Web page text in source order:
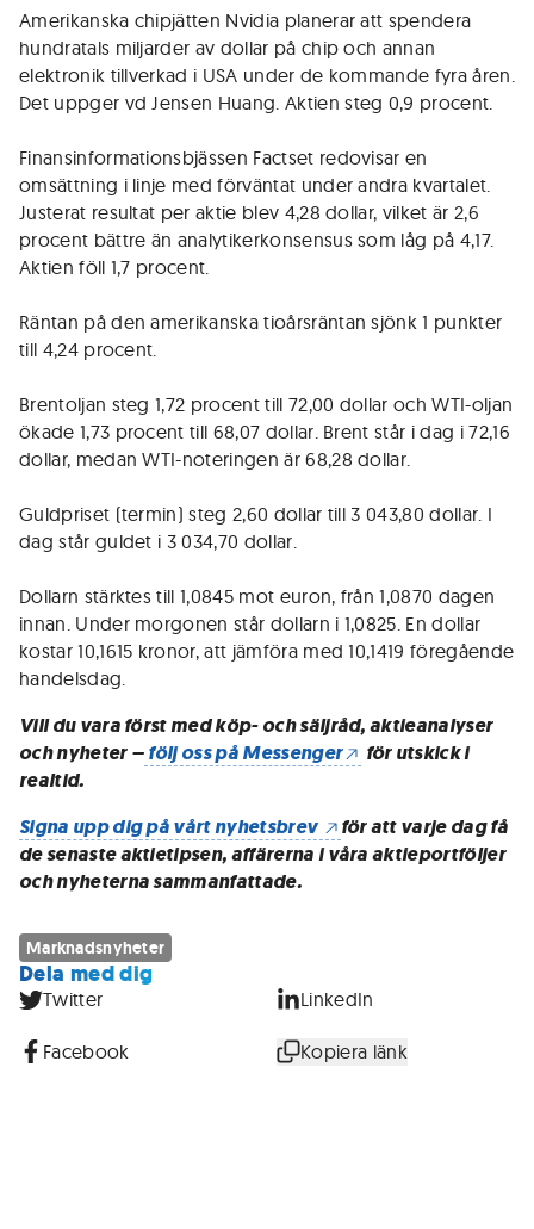
Amerikanska chipjätten Nvidia planerar att spendera
hundratals miljarder av dollar på chip och annan
elektronik tillverkad i USA under de kommande fyra åren.
Det uppger vd Jensen Huang. Aktien steg 0,9 procent.
Finansinformationsbjässen Factset redovisar en
omsättning i linje med förväntat under andra kvartalet.
Justerat resultat per aktie blev 4,28 dollar, vilket är 2,6
procent bättre än analytikerkonsensus som låg på 4,17.
Aktien föll 1,7 procent.
Räntan på den amerikanska tioårsräntan sjönk 1 punkter
till 4,24 procent.
Brentoljan steg 1,72 procent till 72,00 dollar och WTI-oljan
ökade 1,73 procent till 68,07 dollar. Brent står i dag i 72,16
dollar, medan WTI-noteringen är 68,28 dollar.
Guldpriset (termin) steg 2,60 dollar till 3 043,80 dollar. I
dag står guldet i 3 034,70 dollar.
Dollarn stärktes till 1,0845 mot euron, från 1,0870 dagen
innan. Under morgonen står dollarn i 1,0825. En dollar
kostar 10,1615 kronor, att jämföra med 10,1419 föregående
handelsdag.
Vill du vara först med köp- och säljråd, aktieanalyser
och nyheter –följ oss på Messenger
för utskick i
realtid.
Signa upp dig på vårt nyhetsbrev
för att varje dag få
de senaste aktietipsen, affärerna i våra aktieportföljer
och nyheterna sammanfattade.
Marknadsnyheter
Dela med dig
Twitter LinkedIn
Facebook Kopiera länk